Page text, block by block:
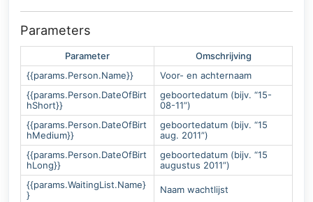
Parameters
Parameter
Omschrijving
{{params.Person.Name}}
Voor- en achternaam
{{params.Person.DateOfBirt
hShort}}
geboortedatum (bijv. “15-
08-11”)
{{params.Person.DateOfBirt
hMedium}}
geboortedatum (bijv. “15
aug. 2011”)
{{params.Person.DateOfBirt
hLong}}
geboortedatum (bijv. “15
augustus 2011”)
{{params.WaitingList.Name}
}
Naam wachtlijst